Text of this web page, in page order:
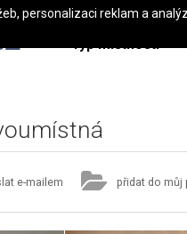
Typ místnosti
e-mailem přidat do můj
personalizaci reklam a